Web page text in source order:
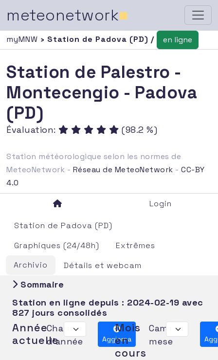
meteonetwork■
myMNW › Station de Padova (PD) / en ligne
Station de Palestro -
Montecengio - Padova
(PD)
Évaluation: (98.2 %)
Station météorologique selon les normes de
MeteoNetwork - Réseau de MeteoNetwork -CC-BY
4.0
Login
Station de Padova (PD)
Graphiques (24/48h)
Extrêmes
Archivio
Détails et webcam
Sommaire
Station en ligne depuis : 2024-02-19 avec
827 jours consolidés
Année
actuelle
Changer
d'année
Aggiorna
Mois
en
cours
Cambia
mese